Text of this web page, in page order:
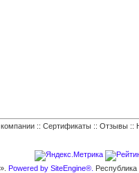
:: Сертификаты :: Отзывы ::
Powered by SiteEngine®.